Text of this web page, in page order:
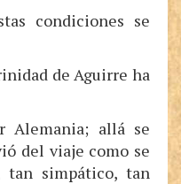
condiciones se
de Aguirre ha
Alemania; allá se
del viaje como se
simpático, tan